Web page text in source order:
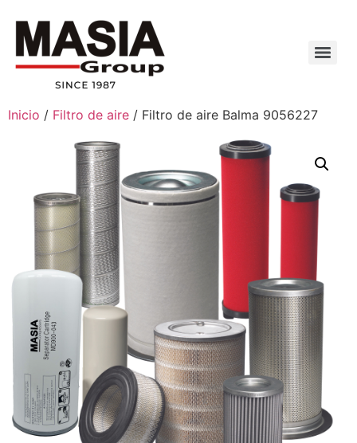
Inicio / Filtro de aire / Filtro de aire Balma 9056227